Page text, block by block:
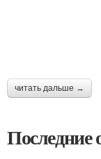
читать дальше →
Последние